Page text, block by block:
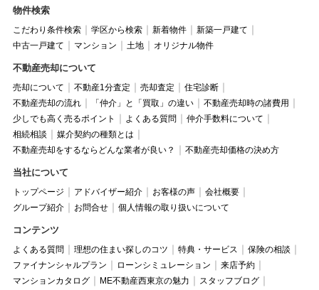
物件検索
こだわり条件検索 学区から検索 新着物件
新築一戸建て
中古一戸建て
マンション 土地 オリジナル物件
不動産売却について
売却について 不動産1分査定 売却査定
住宅診断
不動産売却の流れ
「仲介」と「買取」の違い
不動産売却時の諸費用
少しでも高く売るポイント
よくある質問
仲介手数料について
相続相談
媒介契約の種類とは
不動産売却をするならどんな業者が良い？
不動産売却価格の決め方
当社について
トップページ アドバイザー紹介 お客様の声
会社概要
グループ紹介
お問合せ 個人情報の取り扱いについて
コンテンツ
よくある質問 理想の住まい探しのコツ 特典・サービス
保険の相談
ファイナンシャルプラン
ローンシミュレーション
来店予約
マンションカタログ
ME不動産西東京の魅力
スタッフブログ